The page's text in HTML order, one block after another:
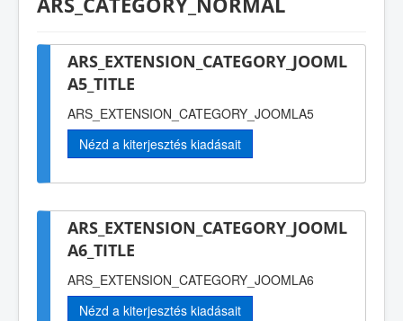
ARS_EXTENSION_CATEGORY_JOOML
A5_TITLE
ARS_EXTENSION_CATEGORY_JOOMLA5
Nézd a kiterjesztés kiadásait
ARS_EXTENSION_CATEGORY_JOOML
A6_TITLE
ARS_EXTENSION_CATEGORY_JOOMLA6
Nézd a kiterjesztés kiadásait